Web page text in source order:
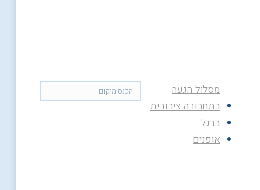
מסלול הגעה
בתחבורה ציבורית
ברגל
אופנים